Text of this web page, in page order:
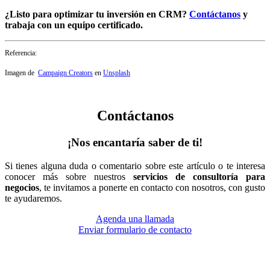
¿Listo para optimizar tu inversión en CRM? Contáctanos y
trabaja con un equipo certificado.
Referencia:
Imagen de Campaign Creators en Unsplash
Contáctanos
¡Nos encantaría saber de ti!
Si tienes alguna duda o comentario sobre este artículo o te interesa
conocer más sobre nuestros servicios de consultoría para
negocios, te invitamos a ponerte en contacto con nosotros, con gusto
te ayudaremos.
Agenda una llamada
Enviar formulario de contacto